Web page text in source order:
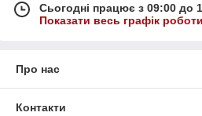
Сьогодні працює з 09:00 до
Показати весь графік роботи
Про нас
Контакти